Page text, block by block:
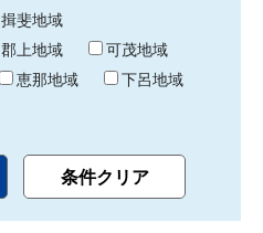
揖斐地域
郡上地域
可茂地域
恵那地域
下呂地域